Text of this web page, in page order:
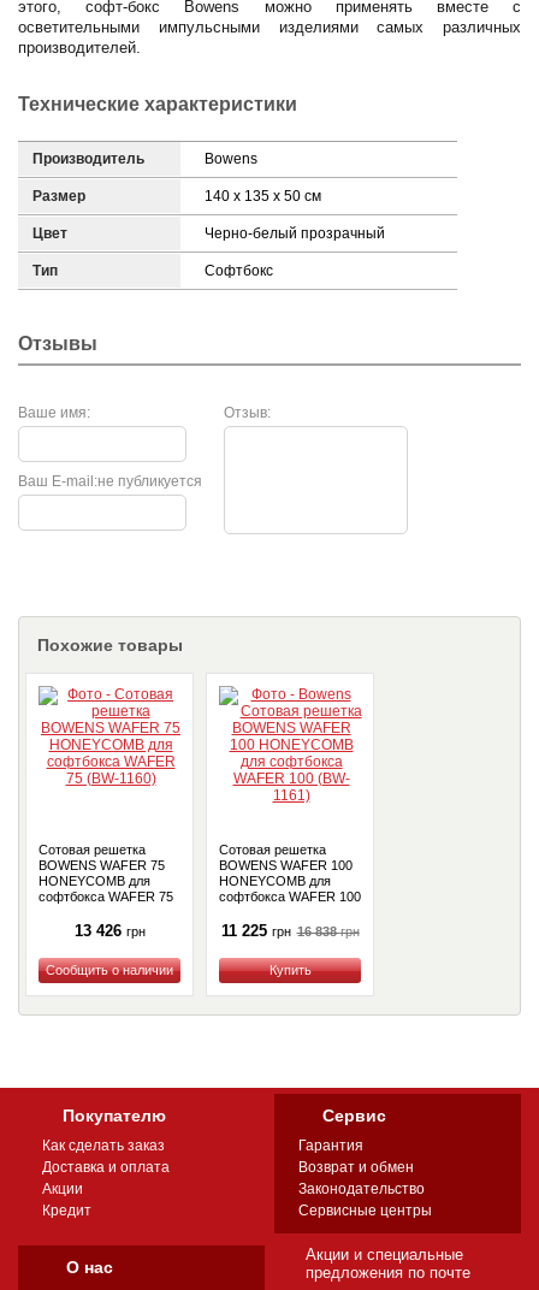
этого, софт-бокс Bowens можно применять вместе с
осветительными импульсными изделиями самых различных
производителей.
Технические характеристики
Производитель Bowens
Размер 140 x 135 x 50 см
Цвет Черно-белый прозрачный
Тип Софтбокс
Отзывы
Ваше имя: Отзыв:
не публикуется
Ваш E-mail:
Похожие товары
Сотовая решетка
BOWENS WAFER 75
HONEYCOMB для
софтбокса WAFER 75
13 426 грн
Купить
Сотовая решетка
BOWENS WAFER 100
HONEYCOMB для
софтбокса WAFER 100
11 225 грн 16 838грн
Купить
Покупателю
Как сделать заказ
Доставка и оплата
Акции
Кредит
Сервис
Гарантия
Возврат и обмен
Законодательство
Сервисные центры
О нас
Акции и специальные
предложения по почте